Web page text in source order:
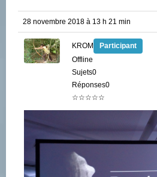
28 novembre 2018 à 13 h 21 min
KROM
Participant
Offline
Sujets0
Réponses0
☆☆☆☆☆